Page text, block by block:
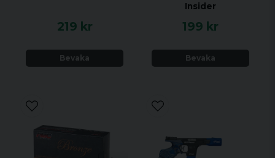
219 kr
Bevaka
Insider
199 kr
Bevaka